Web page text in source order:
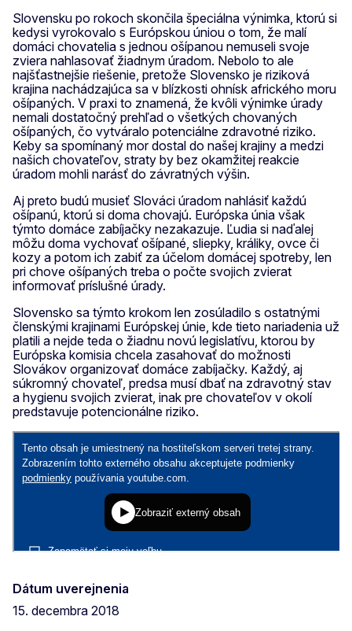
Slovensku po rokoch skončila špeciálna výnimka, ktorú si
kedysi vyrokovalo s Európskou úniou o tom, že malí
domáci chovatelia s jednou ošípanou nemuseli svoje
zviera nahlasovať žiadnym úradom. Nebolo to ale
najšťastnejšie riešenie, pretože Slovensko je riziková
krajina nachádzajúca sa v blízkosti ohnísk afrického moru
ošípaných. V praxi to znamená, že kvôli výnimke úrady
nemali dostatočný prehľad o všetkých chovaných
ošípaných, čo vytváralo potenciálne zdravotné riziko.
Keby sa spomínaný mor dostal do našej krajiny a medzi
našich chovateľov, straty by bez okamžitej reakcie
úradom mohli narásť do závratných výšin.
Aj preto budú musieť Slováci úradom nahlásiť každú
ošípanú, ktorú si doma chovajú. Európska únia však
týmto domáce zabíjačky nezakazuje. Ľudia si naďalej
môžu doma vychovať ošípané, sliepky, králiky, ovce či
kozy a potom ich zabiť za účelom domácej spotreby, len
pri chove ošípaných treba o počte svojich zvierat
informovať príslušné úrady.
Slovensko sa týmto krokom len zosúladilo s ostatnými
členskými krajinami Európskej únie, kde tieto nariadenia už
platili a nejde teda o žiadnu novú legislatívu, ktorou by
Európska komisia chcela zasahovať do možnosti
Slovákov organizovať domáce zabíjačky. Každý, aj
súkromný chovateľ, predsa musí dbať na zdravotný stav
a hygienu svojich zvierat, inak pre chovateľov v okolí
predstavuje potencionálne riziko.
Dátum uverejnenia
15. decembra 2018